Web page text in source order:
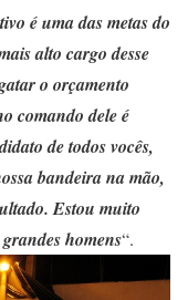
é uma das metas do
alto cargo desse
o orçamento
comando dele é
de todos vocês,
bandeira na mão,
Estou muito
homens“.